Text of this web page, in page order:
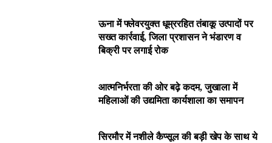
ऊना में फ्लेवरयुक्त धूम्ररहित तंबाकू उत्पादों पर
सख्त कार्रवाई, जिला प्रशासन ने भंडारण व
बिक्री पर लगाई रोक
आत्मनिर्भरता की ओर बढ़े कदम, जुखाला में
महिलाओं की उद्यमिता कार्यशाला का समापन
सिरमौर में नशीले कैप्सूल की बड़ी खेप के साथ ये